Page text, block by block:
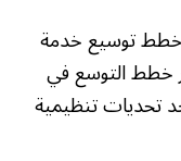
خطط توسيع خدمة
خطط التوسع في
تحديات تنظيمية